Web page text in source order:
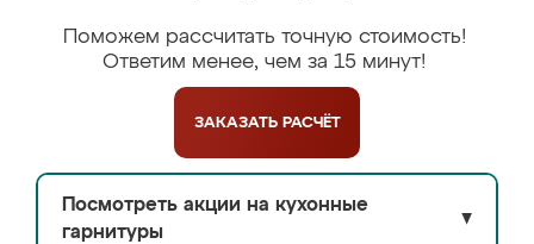
Поможем рассчитать точную стоимость!
Ответим менее, чем за 15 минут!
ЗАКАЗАТЬ РАСЧЁТ
Посмотреть акции на кухонные
гарнитуры
▼